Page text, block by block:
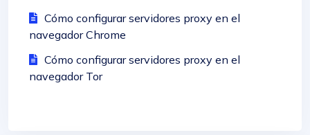
Cómo configurar servidores proxy en el
navegador Chrome
Cómo configurar servidores proxy en el
navegador Tor